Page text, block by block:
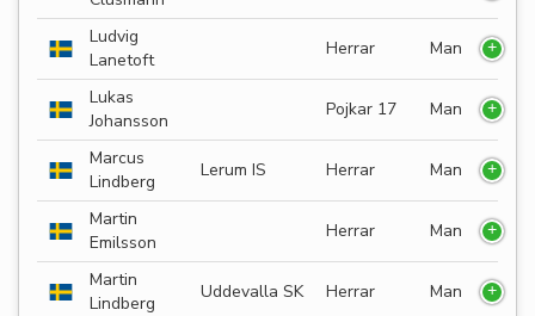
Ludvig
Lanetoft
Herrar Man
Lukas
Johansson
Pojkar 17 Man
Marcus
Lindberg
Lerum IS Herrar Man
Martin
Emilsson
Herrar Man
Martin
Lindberg
Uddevalla SK Herrar Man